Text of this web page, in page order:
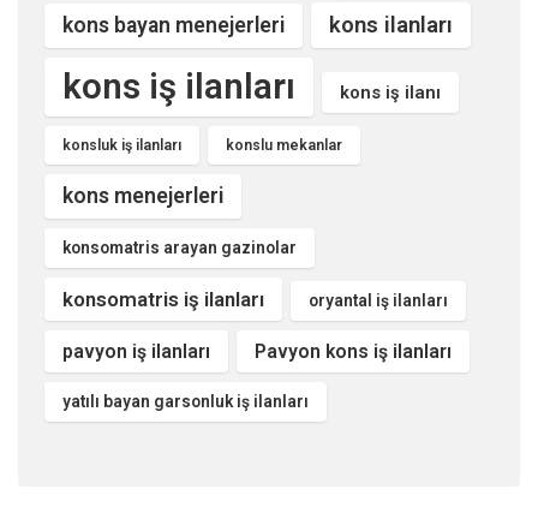
kons bayan menejerleri kons ilanları
kons iş ilanları kons iş ilanı
konsluk iş ilanları konslu mekanlar
kons menejerleri
konsomatris arayan gazinolar
konsomatris iş ilanları oryantal iş ilanları
pavyon iş ilanları Pavyon kons iş ilanları
yatılı bayan garsonluk iş ilanları